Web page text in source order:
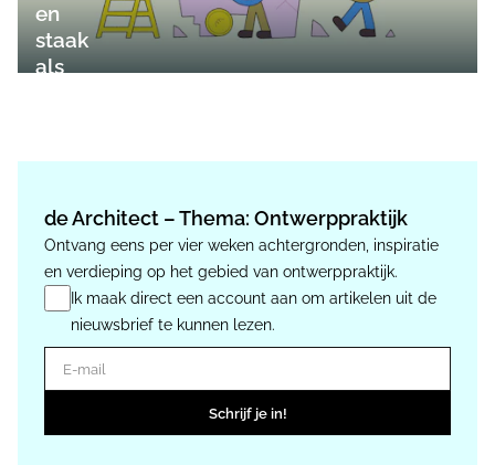
en
staak
als
de Architect – Thema: Ontwerppraktijk
Ontvang eens per vier weken achtergronden, inspiratie
en verdieping op het gebied van ontwerppraktijk.
Ik maak direct een account aan om artikelen uit de
nieuwsbrief te kunnen lezen.
E-mail
Schrijf je in!